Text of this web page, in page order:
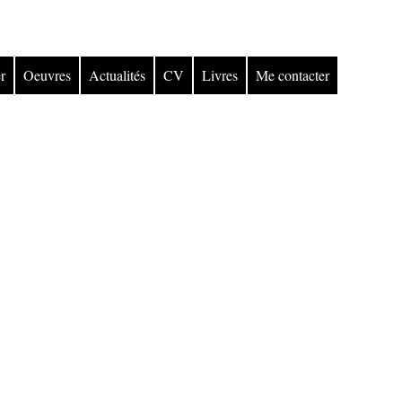
Oeuvres Actualités CV Livres Me contacter